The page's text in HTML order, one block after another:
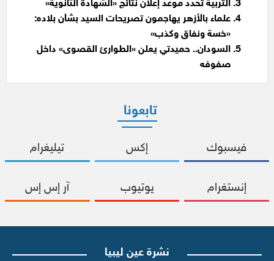
التربية تحدد موعد إعلان نتائج «الشهادة الثانوية»
علماء بالأزهر يهاجمون تصريحات السيد بشأن بلاده:
«خسة ونفاق وكذب»
السودان.. حميدتي يعلن «الطوارئ القصوى» داخل
صفوفه
تابعونا
فيسبوك إكس تيليغرام
إنستغرام يوتيوب آر إس إس
نشرة عين ليبيا